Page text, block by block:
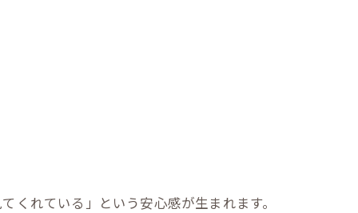
れている」という安心感が生まれます。